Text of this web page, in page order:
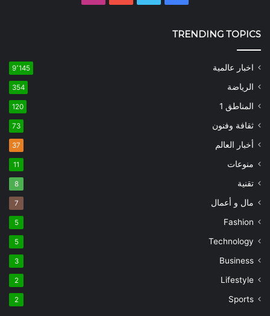
TRENDING TOPICS
اخبار عالمية 9٬145
الرياضة 354
المناطق 1 120
ثقافة وفنون 73
أخبار العالم 37
منوعات 11
تقنية 8
مال و أعمال 7
Fashion
5
Technology
5
Business
3
Lifestyle
2
Sports
2